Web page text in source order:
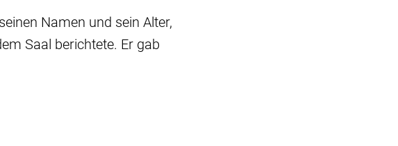
Namen und sein Alter,
Saal berichtete. Er gab